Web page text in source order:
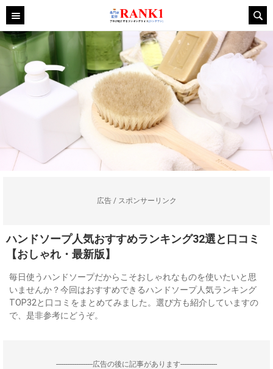
広告 / スポンサーリンク
ハンドソープ人気おすすめランキング32選と口コミ
【おしゃれ・最新版】
毎日使うハンドソープだからこそおしゃれなものを使いたいと思
いませんか？今回はおすすめできるハンドソープ人気ランキング
TOP32と口コミをまとめてみました。選び方も紹介していますの
で、是非参考にどうぞ。
--------------------広告の後に記事があります--------------------